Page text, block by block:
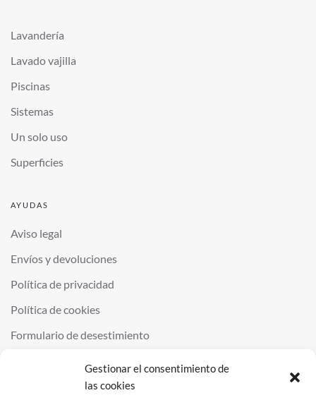
Gestionar el consentimiento de
las cookies
Lavandería
Lavado vajilla
Piscinas
Sistemas
Un solo uso
Superficies
AYUDAS
Aviso legal
Envíos y devoluciones
Política de privacidad
Política de cookies
Formulario de desestimiento
QUIMINOR SL. ALL RIGHTS RESERVED.